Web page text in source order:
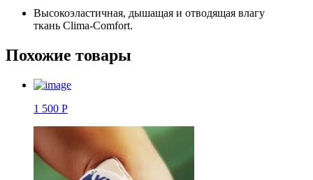
Высокоэластичная, дышащая и отводящая влагу
ткань Clima-Comfort.
Похожие товары
1 500 Р